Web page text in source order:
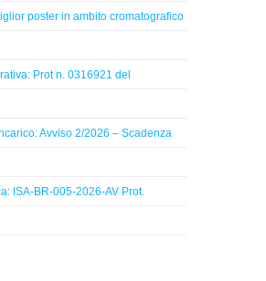
poster in ambito cromatografico
Prot n. 0316921 del
Avviso 2/2026 – Scadenza
ISA-BR-005-2026-AV Prot.